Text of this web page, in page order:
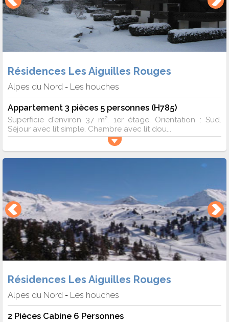
Résidences Les Aiguilles Rouges
Alpes du Nord - Les houches
Appartement 3 pièces 5 personnes (H785)
Superficie d'environ 37 m². 1er étage. Orientation : Sud.
Séjour avec lit simple. Chambre avec lit dou...
Résidences Les Aiguilles Rouges
Alpes du Nord - Les houches
2 Pièces Cabine 6 Personnes